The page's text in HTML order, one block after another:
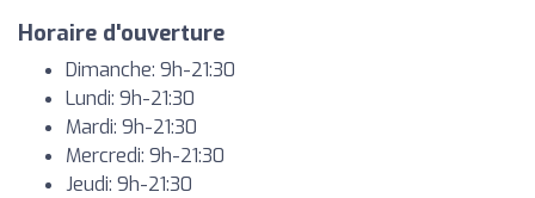
Horaire d'ouverture
Dimanche: 9h-21:30
Lundi: 9h-21:30
Mardi: 9h-21:30
Mercredi: 9h-21:30
Jeudi: 9h-21:30